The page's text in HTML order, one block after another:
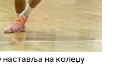
наставља на колеџу